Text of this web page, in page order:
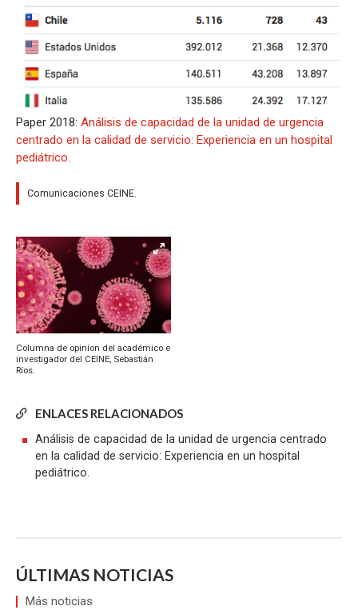
Columna de opiníon del académico e
investigador del CEINE, Sebastián
Ríos.
ENLACES RELACIONADOS
Análisis de capacidad de la unidad de urgencia centrado
en la calidad de servicio: Experiencia en un hospital
pediátrico.
Paper 2018: Análisis de capacidad de la unidad de urgencia
centrado en la calidad de servicio: Experiencia en un hospital
pediátrico.
Comunicaciones CEINE.
ÚLTIMAS NOTICIAS
Más noticias